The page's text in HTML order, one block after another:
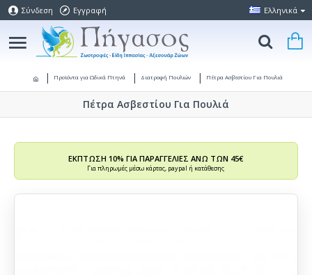
Σύνδεση Εγγραφή Ελληνικά
Προϊόντα για Ωδικά Πτηνά Διατροφή Πουλιών Πέτρα Ασβεστίου Για Πουλιά
Πέτρα Ασβεστίου Για Πουλιά
ΕΚΠΤΩΣΗ 10% ΓΙΑ ΠΑΡΑΓΓΕΛΙΕΣ ΑΝΩ ΤΩΝ 45€
Για πληρωμές μέσω κάρτας, paypal ή κατάθεσης